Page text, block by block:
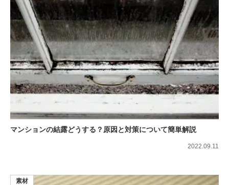
マンションの結露どうする？原因と対策について簡単解説
2022.09.11
素材